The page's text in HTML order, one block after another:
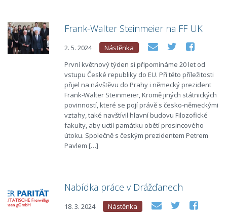
Frank-Walter Steinmeier na FF UK
2. 5. 2024
Nástěnka
První květnový týden si připomínáme 20 let od
vstupu České republiky do EU. Při této příležitosti
přijel na návštěvu do Prahy i německý prezident
Frank-Walter Steinmeier, Kromě jiných státnických
povinností, které se pojí právě s česko-německými
vztahy, také navštívil hlavní budovu Filozofické
fakulty, aby uctil památku obětí prosincového
útoku. Společně s českým prezidentem Petrem
Pavlem […]
Nabídka práce v Drážďanech
18. 3. 2024
Nástěnka